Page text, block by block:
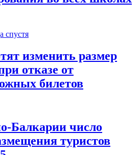
спустя
изменить размер
отказе от
билетов
Балкарии число
туристов